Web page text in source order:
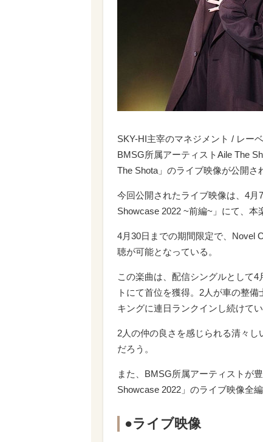
SKY-HI主宰のマネジメント / レー
BMSG所属アーティストAile The
The Shota」のライブ映像が公開さ
今回公開されたライブ映像は、4
Showcase 2022 ~前編~」にて、本
4月30日までの期間限定で、Novel
聴が可能となっている。
この楽曲は、配信シングルとして
トにて首位を獲得。2人が車の整
キングに連日ランクインし続けてい
2人の仲の良さを感じられる清々
だろう。
また、BMSG所属アーティストが
Showcase 2022」のライブ映像全
●ライブ映像